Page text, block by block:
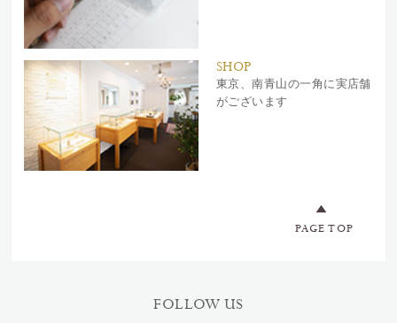
SHOP
東京、南青山の一角に実店舗
がございます
PAGE TOP
FOLLOW US